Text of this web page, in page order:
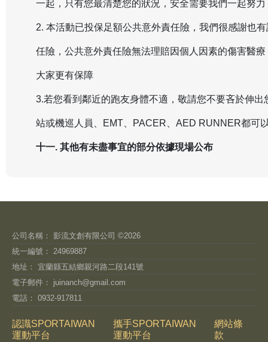
一起，只有您最清楚您的狀況，安全需要我們一起努力
2. 本活動已投保足額公共意外責任險，我們很感謝也
任險，公共意外責任險無法理賠因個人因素的傷害醫
大家更有保障
3.若您看到鄰近的跑友身體不適，敬請您不要吝於伸出
站或機巡人員、EMT、PACER、AED RUNNER都可
十一. 其他有未盡事宜的部分依據現場公布
公司名稱： 影流文創有限公司 ©2026
統一編號： 24969887
地址： 宜蘭縣五結鄉親河路二段141號
電子郵件： juinanch@gmail.com
電話： 0932-917811
認識SPORTAIWAN
運動平台
攜手SPORTAIWAN
運動平台
網站條
款